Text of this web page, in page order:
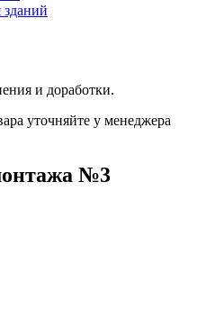
и доработки.
уточняйте у менеджера
№3